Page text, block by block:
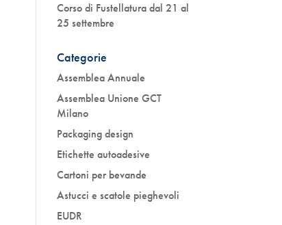
Corso di Fustellatura dal 21 al
25 settembre
Categorie
Assemblea Annuale
Assemblea Unione GCT
Milano
Packaging design
Etichette autoadesive
Cartoni per bevande
Astucci e scatole pieghevoli
EUDR